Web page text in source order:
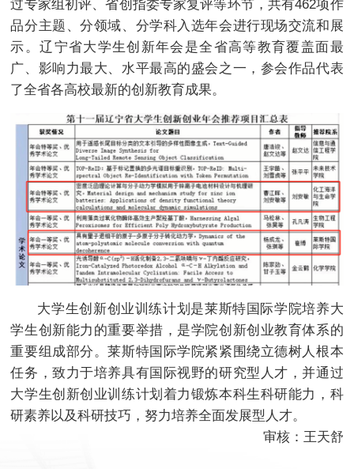
过专家组初评、省创指委专家复评等环节，共有462项作
品分主题、分领域、分学科入选年会进行现场交流和展
示。辽宁省大学生创新年会是全省高等教育覆盖面最
广、影响力最大、水平最高的盛会之一，参会作品代表
了全省各高校最新的创新教育成果。
大学生创新创业训练计划是莱斯特国际学院培养大
学生创新能力的重要举措，是学院创新创业教育体系的
重要组成部分。莱斯特国际学院紧紧围绕立德树人根本
任务，致力于培养具有国际视野的研究型人才，并通过
大学生创新创业训练计划着力锻炼本科生科研能力，科
研素养以及科研技巧，努力培养全面发展型人才。
审核：王天舒